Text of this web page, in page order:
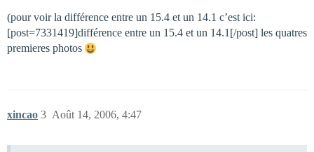
(pour voir la différence entre un 15.4 et un 14.1 c’est ici:
[post=7331419]différence entre un 15.4 et un 14.1[/post] les quatres
premieres photos
xincao Août 14, 2006, 4:47
3